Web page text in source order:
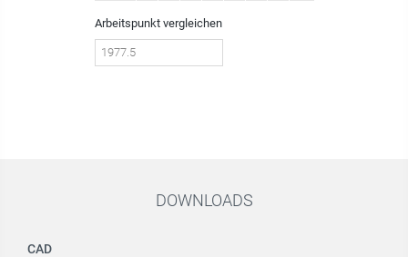
Arbeitspunkt vergleichen
DOWNLOADS
CAD